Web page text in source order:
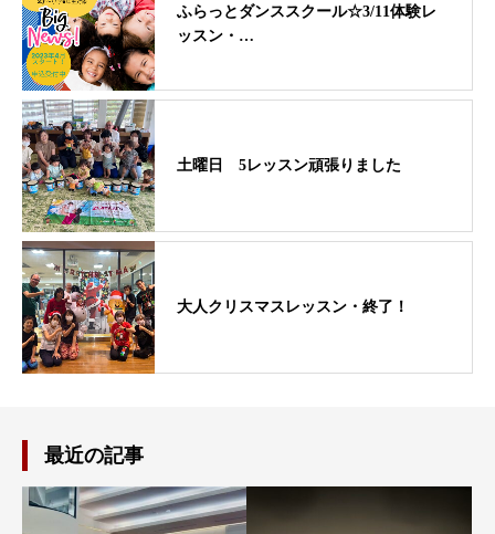
ふらっとダンススクール☆3/11体験レ
ッスン・…
土曜日 5レッスン頑張りました
大人クリスマスレッスン・終了！
最近の記事